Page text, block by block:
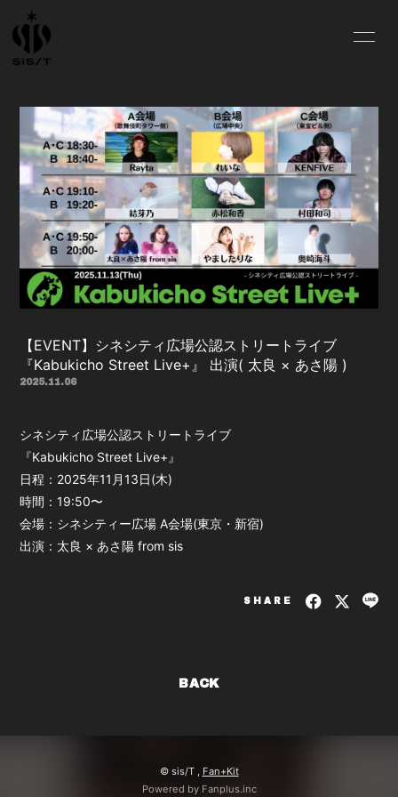
SCHEDULE PROFILE
VIDEO DISCOGRAPHY
CONTACT
【EVENT】シネシティ広場公認ストリートライブ
『Kabukicho Street Live+』 出演( 太良 × あさ陽 )
2025.11.06
シネシティ広場公認ストリートライブ
『Kabukicho Street Live+』
日程：2025年11月13日(木)
時間：19:50〜
会場：シネシティー広場 A会場(東京・新宿)
出演：太良 × あさ陽 from sis
SHARE
BACK
© sis/T , Fan+Kit
Powered by Fanplus.inc